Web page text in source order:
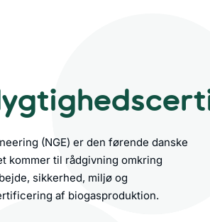
(NGE) er den førende danske
kommer til rådgivning omkring
sikkerhed, miljø og
af biogasproduktion.